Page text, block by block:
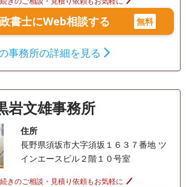
書士にWeb相談する 無料
事務所の詳細を見る
岩文雄事務所
住所
長野県須坂市大字須坂１６３７番地 ツ
インエースビル２階１０号室
きのご相談・見積り依頼もお気軽に